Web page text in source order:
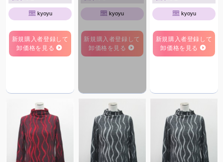
kyoyu
新規購入者登録して
卸価格を見る
kyoyu
新規購入者登録して
卸価格を見る
kyoyu
新規購入者登録して
卸価格を見る